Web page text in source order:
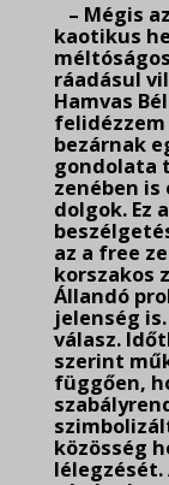
– Mégis
kaotikus
ráadásul
Hamvas
bezárnak
gondolata
zenében
dolgok. Ez
az a free
korszakos
Állandó
jelenség
válasz.
szerint
függően,
közösség
lélegzését.